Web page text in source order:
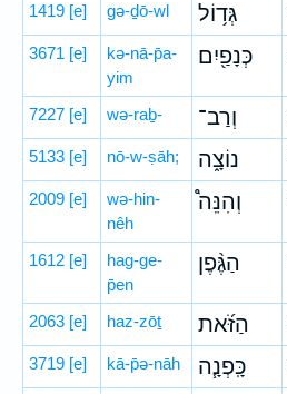
1419 [e] gə-ḏō-wl גְּד֥וֹל
3671 [e]
kə-nā-p̄a-
yim
כְּנָפַ֖יִם
7227 [e] wə-raḇ- וְרַב־
5133 [e] nō-w-ṣāh; נוֹצָ֑ה
2009 [e]
wə-hin-
nêh
וְהִנֵּה֩
1612 [e]
hag-ge-
p̄en
הַגֶּ֨פֶן
2063 [e] haz-zōṯ הַזֹּ֜את
3719 [e] kā-p̄ə-nāh כָּֽפְנָ֧ה